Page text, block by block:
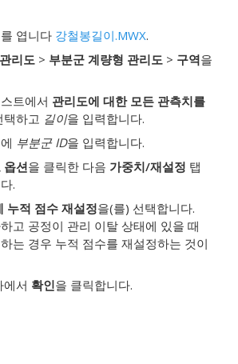
엽니다 강철봉길이.MWX.
관리도 > 부분군 계량형 관리도 > 구역을
트에서 관리도에 대한 모든 관측치를
택하고 길이을 입력합니다.
에 부분군 ID을 입력합니다.
옵션을 클릭한 다음 가중치/재설정 탭
.
누적 점수 재설정을(를) 선택합니다.
고 공정이 관리 이탈 상태에 있을 때
는 경우 누적 점수를 재설정하는 것이
에서 확인을 클릭합니다.